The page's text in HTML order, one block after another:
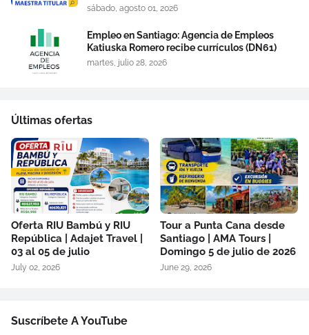
sábado, agosto 01, 2026
Empleo en Santiago: Agencia de Empleos
Katiuska Romero recibe currículos (DN61)
martes, julio 28, 2026
Últimas ofertas
Oferta RIU Bambú y RIU
República | Adajet Travel |
03 al 05 de julio
July 02, 2026
Tour a Punta Cana desde
Santiago | AMA Tours |
Domingo 5 de julio de 2026
June 29, 2026
Suscríbete A YouTube